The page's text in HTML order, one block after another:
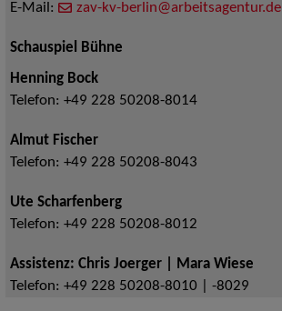
E-Mail:
zav-kv-berlin@arbeitsagentur.de
Schauspiel Bühne
Henning Bock
Telefon: +49 228 50208-8014
Almut Fischer
Telefon: +49 228 50208-8043
Ute Scharfenberg
Telefon: +49 228 50208-8012
Assistenz: Chris Joerger | Mara Wiese
Telefon: +49 228 50208-8010 | -8029